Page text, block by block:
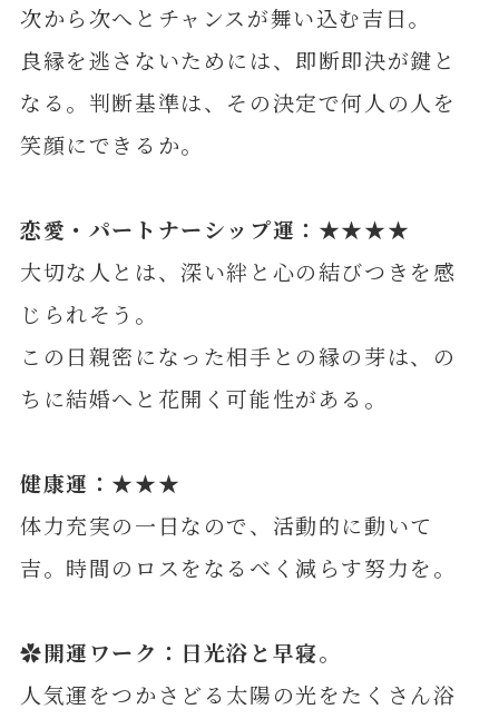
次から次へとチャンスが舞い込む吉日。
良縁を逃さないためには、即断即決が鍵と
なる。判断基準は、その決定で何人の人を
笑顔にできるか。
恋愛・パートナーシップ運：★★★★
大切な人とは、深い絆と心の結びつきを感
じられそう。
この日親密になった相手との縁の芽は、の
ちに結婚へと花開く可能性がある。
健康運：★★★
体力充実の一日なので、活動的に動いて
吉。時間のロスをなるべく減らす努力を。
✿開運ワーク：日光浴と早寝。
人気運をつかさどる太陽の光をたくさん浴